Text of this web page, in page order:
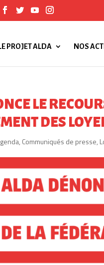
LE PROJET ALDA NOS
LE
DES
, Communiqués de presse,